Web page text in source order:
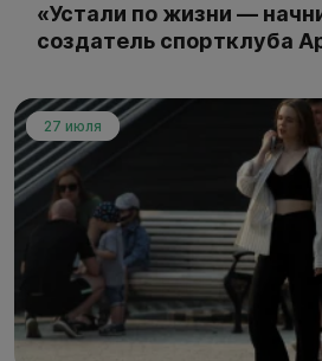
«Устали по жизни —
создатель спортклуба
27 июля